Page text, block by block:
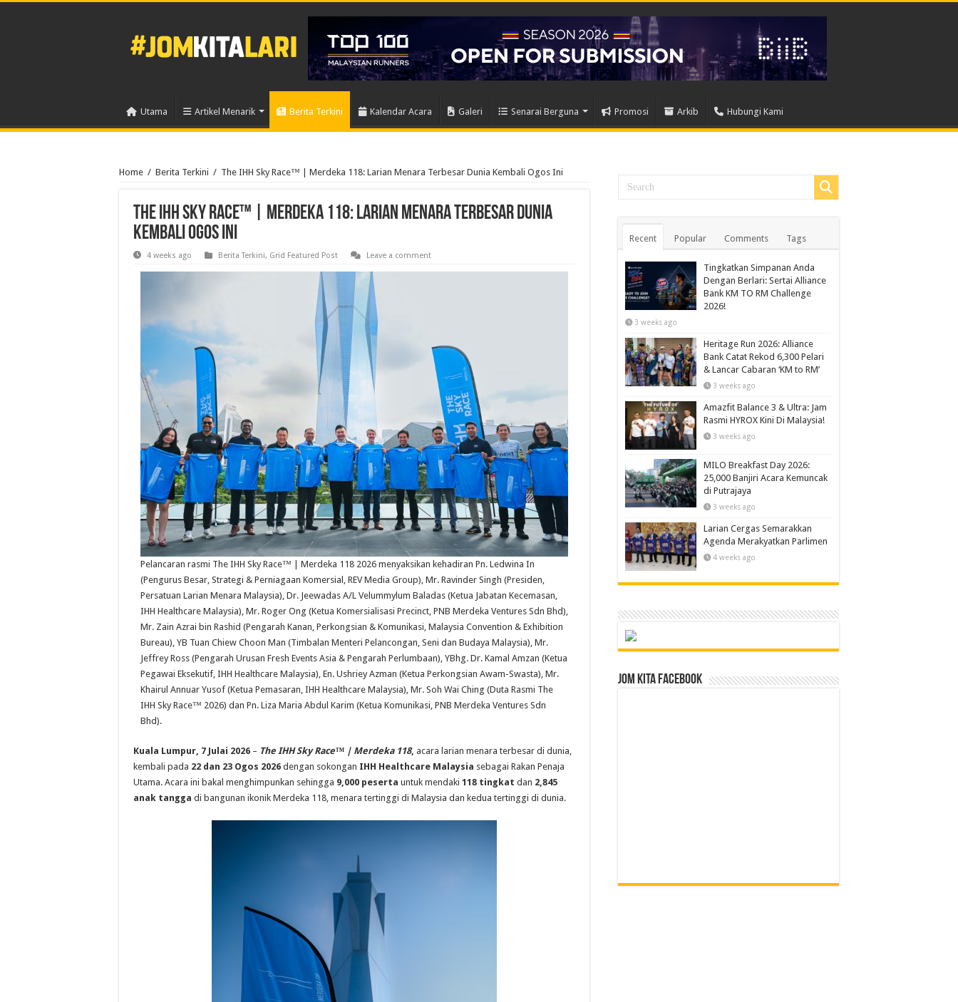
Utama Artikel Menarik Berita Terkini Kalendar Acara Galeri Senarai Berguna Promosi Arkib Hubungi Kami
Home / Berita Terkini / The IHH Sky Race™ | Merdeka 118: Larian Menara Terbesar Dunia Kembali Ogos Ini
The IHH Sky Race™ | Merdeka 118: Larian Menara Terbesar Dunia
Kembali Ogos Ini
4 weeks ago Berita Terkini, Grid Featured Post Leave a comment
Pelancaran rasmi The IHH Sky Race™ | Merdeka 118 2026 menyaksikan kehadiran Pn. Ledwina In
(Pengurus Besar, Strategi & Perniagaan Komersial, REV Media Group), Mr. Ravinder Singh (Presiden,
Persatuan Larian Menara Malaysia), Dr. Jeewadas A/L Velummylum Baladas (Ketua Jabatan Kecemasan,
IHH Healthcare Malaysia), Mr. Roger Ong (Ketua Komersialisasi Precinct, PNB Merdeka Ventures Sdn Bhd),
Mr. Zain Azrai bin Rashid (Pengarah Kanan, Perkongsian & Komunikasi, Malaysia Convention & Exhibition
Bureau), YB Tuan Chiew Choon Man (Timbalan Menteri Pelancongan, Seni dan Budaya Malaysia), Mr.
Jeffrey Ross (Pengarah Urusan Fresh Events Asia & Pengarah Perlumbaan), YBhg. Dr. Kamal Amzan (Ketua
Pegawai Eksekutif, IHH Healthcare Malaysia), En. Ushriey Azman (Ketua Perkongsian Awam-Swasta), Mr.
Khairul Annuar Yusof (Ketua Pemasaran, IHH Healthcare Malaysia), Mr. Soh Wai Ching (Duta Rasmi The
IHH Sky Race™ 2026) dan Pn. Liza Maria Abdul Karim (Ketua Komunikasi, PNB Merdeka Ventures Sdn
Bhd).
Kuala Lumpur, 7 Julai 2026 – The IHH Sky Race™ | Merdeka 118, acara larian menara terbesar di dunia,
kembali pada 22 dan 23 Ogos 2026 dengan sokongan IHH Healthcare Malaysia sebagai Rakan Penaja
Utama. Acara ini bakal menghimpunkan sehingga 9,000 peserta untuk mendaki 118 tingkat dan 2,845
anak tangga di bangunan ikonik Merdeka 118, menara tertinggi di Malaysia dan kedua tertinggi di dunia.
Recent Popular Comments Tags
Tingkatkan Simpanan Anda
Dengan Berlari: Sertai Alliance
Bank KM TO RM Challenge
2026!
3 weeks ago
Heritage Run 2026: Alliance
Bank Catat Rekod 6,300 Pelari
& Lancar Cabaran ‘KM to RM’
3 weeks ago
Amazfit Balance 3 & Ultra: Jam
Rasmi HYROX Kini Di Malaysia!
3 weeks ago
MILO Breakfast Day 2026:
25,000 Banjiri Acara Kemuncak
di Putrajaya
3 weeks ago
Larian Cergas Semarakkan
Agenda Merakyatkan Parlimen
4 weeks ago
Jom Kita Facebook